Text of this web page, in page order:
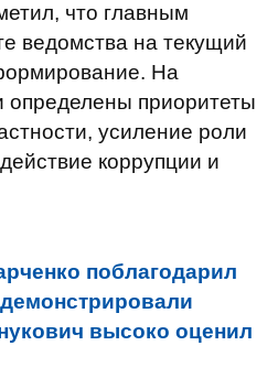
что главным
ведомства на текущий
На
определены приоритеты
усиление роли
коррупции и
поблагодарил
высоко оценил